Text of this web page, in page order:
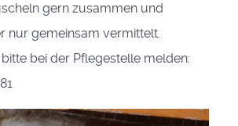
gern zusammen und
nur gemeinsam vermittelt.
bei der Pflegestelle melden: